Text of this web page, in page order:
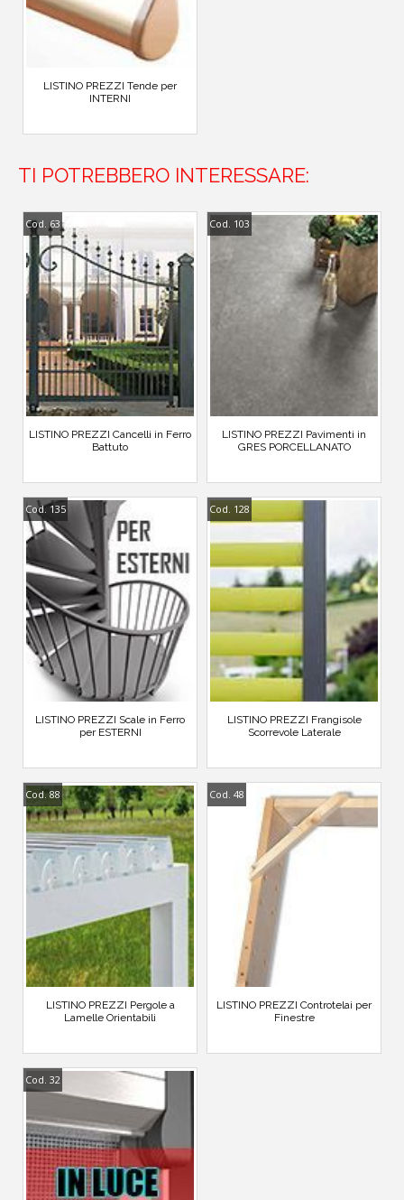
LISTINO PREZZI Tende per
INTERNI
TI POTREBBERO INTERESSARE:
Cod. 63
LISTINO PREZZI Cancelli in Ferro
Battuto
Cod. 103
LISTINO PREZZI Pavimenti in
GRES PORCELLANATO
Cod. 135
LISTINO PREZZI Scale in Ferro
per ESTERNI
Cod. 128
LISTINO PREZZI Frangisole
Scorrevole Laterale
Cod. 88
LISTINO PREZZI Pergole a
Lamelle Orientabili
Cod. 48
LISTINO PREZZI Controtelai per
Finestre
Cod. 32